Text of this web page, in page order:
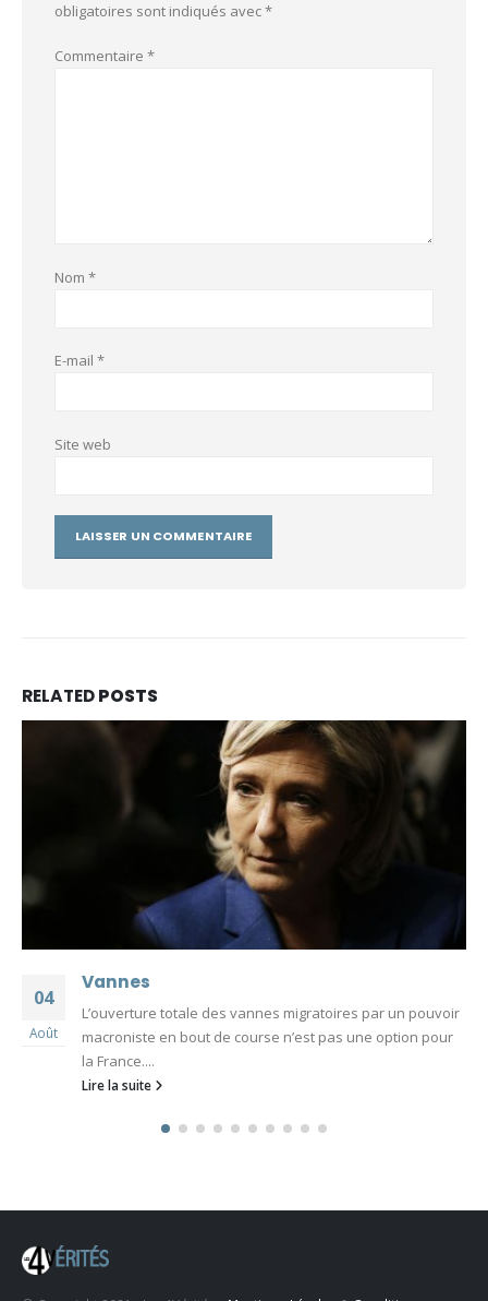
obligatoires sont indiqués avec*
Commentaire *
Nom *
E-mail *
Site web
RELATEDPOSTS
04
Août
Vannes
L’ouverture totale des vannes migratoires par un pouvoir
macroniste en bout de course n’est pas une option pour
la France....
Lire la suite